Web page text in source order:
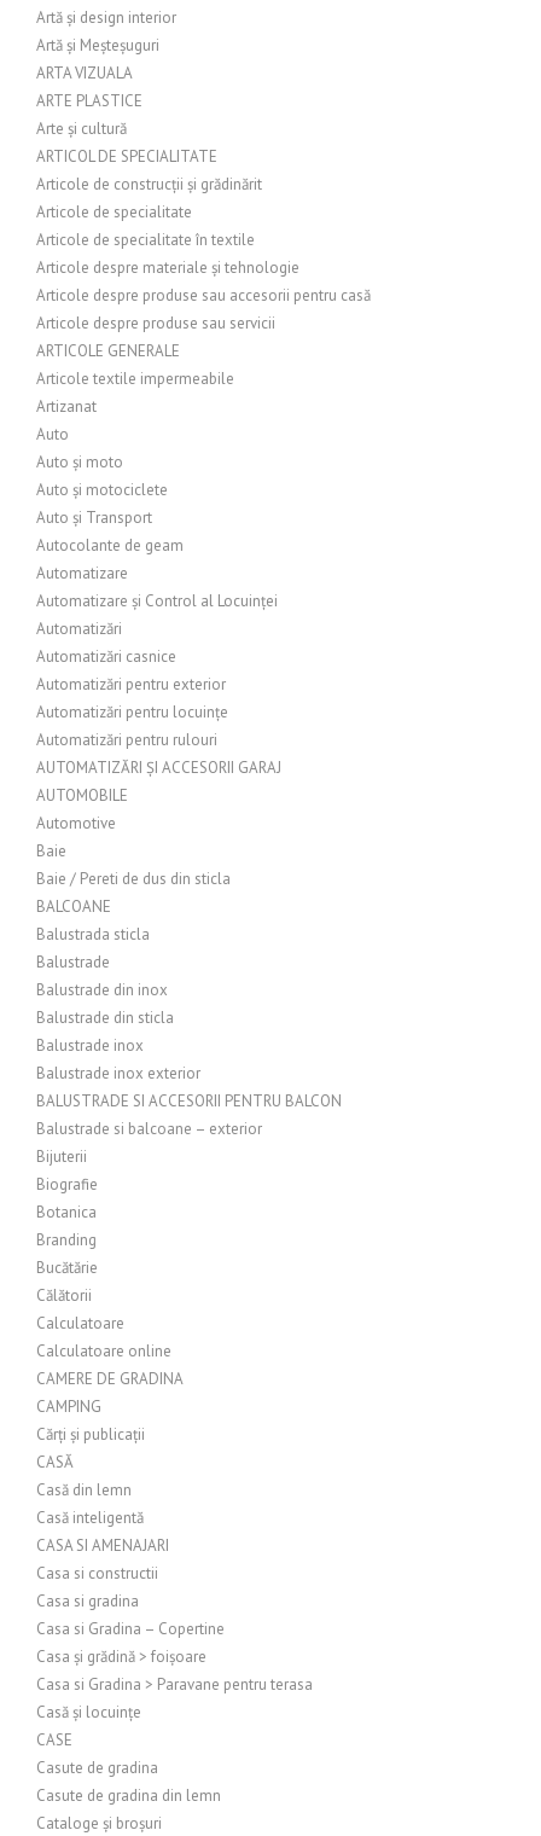
Artă și design interior
Artă și Meșteșuguri
ARTA VIZUALA
ARTE PLASTICE
Arte și cultură
ARTICOL DE SPECIALITATE
Articole de construcții și grădinărit
Articole de specialitate
Articole de specialitate în textile
Articole despre materiale și tehnologie
Articole despre produse sau accesorii pentru casă
Articole despre produse sau servicii
ARTICOLE GENERALE
Articole textile impermeabile
Artizanat
Auto
Auto și moto
Auto și motociclete
Auto și Transport
Autocolante de geam
Automatizare
Automatizare și Control al Locuinței
Automatizări
Automatizări casnice
Automatizări pentru exterior
Automatizări pentru locuințe
Automatizări pentru rulouri
AUTOMATIZĂRI ȘI ACCESORII GARAJ
AUTOMOBILE
Automotive
Baie
Baie / Pereti de dus din sticla
BALCOANE
Balustrada sticla
Balustrade
Balustrade din inox
Balustrade din sticla
Balustrade inox
Balustrade inox exterior
BALUSTRADE SI ACCESORII PENTRU BALCON
Balustrade si balcoane – exterior
Bijuterii
Biografie
Botanica
Branding
Bucătărie
Călătorii
Calculatoare
Calculatoare online
CAMERE DE GRADINA
CAMPING
Cărți și publicații
CASĂ
Casă din lemn
Casă inteligentă
CASA SI AMENAJARI
Casa si constructii
Casa si gradina
Casa si Gradina – Copertine
Casa și grădină > foișoare
Casa si Gradina > Paravane pentru terasa
Casă și locuințe
CASE
Casute de gradina
Casute de gradina din lemn
Cataloge și broșuri